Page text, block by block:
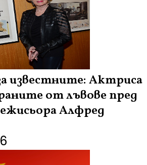
известните: Актриса
от лъвове пред
Алфред